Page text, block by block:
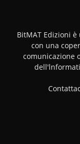
BitMAT Edizioni
con una
comunicazione